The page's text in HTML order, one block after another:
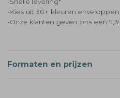
-Kies uit 30+ kleuren enveloppen
-Onze klanten geven ons een 9,3!
Formaten en prijzen